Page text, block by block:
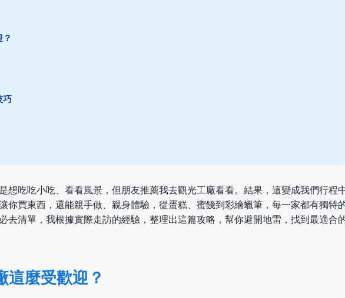
巧
想吃吃小吃、看看風景，但朋友推薦我去觀光工廠看看。結果，這變成我們行程
你買東西，還能親手做、親身體驗，從蛋糕、蜜餞到彩繪蠟筆，每一家都有獨特
去清單，我根據實際走訪的經驗，整理出這篇攻略，幫你避開地雷，找到最適合
這麼受歡迎？